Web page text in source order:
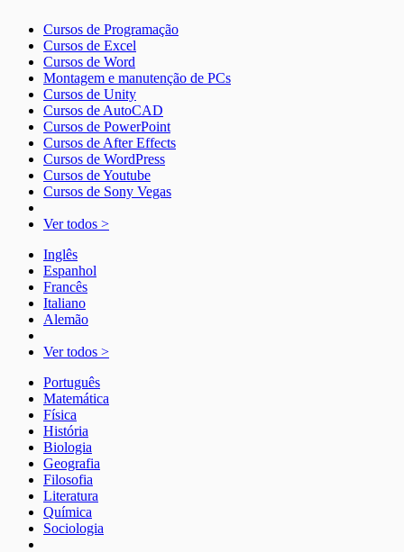
Cursos de Programação
Cursos de Excel
Cursos de Word
Montagem e manutenção de PCs
Cursos de Unity
Cursos de AutoCAD
Cursos de PowerPoint
Cursos de After Effects
Cursos de WordPress
Cursos de Youtube
Cursos de Sony Vegas
Ver todos >
Inglês
Espanhol
Francês
Italiano
Alemão
Ver todos >
Português
Matemática
Física
História
Biologia
Geografia
Filosofia
Literatura
Química
Sociologia